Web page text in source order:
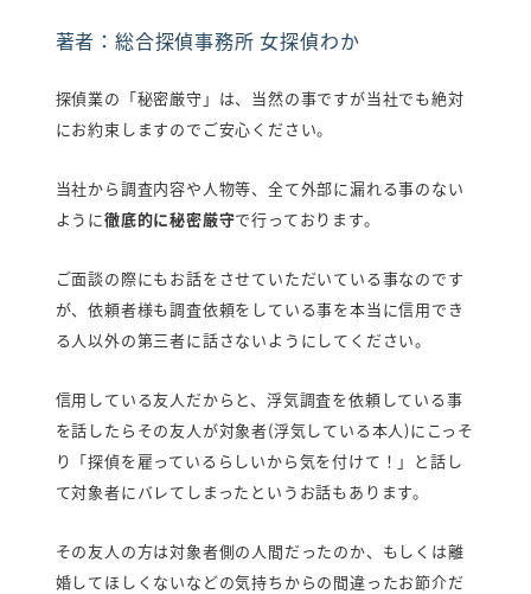
弁護士紹介
プライバシーポリシー
福岡
0120-852-267
佐賀
0120-905-718
受付時間：9時～23時（年中無休）
著者：総合探偵事務所 女探偵わか
探偵業の「秘密厳守」は、当然の事ですが当社でも絶対
にお約束しますのでご安心ください。
当社から調査内容や人物等、全て外部に漏れる事のない
ように徹底的に秘密厳守で行っております。
ご面談の際にもお話をさせていただいている事なのです
が、依頼者様も調査依頼をしている事を本当に信用でき
る人以外の第三者に話さないようにしてください。
信用している友人だからと、浮気調査を依頼している事
を話したらその友人が対象者(浮気している本人)にこっそ
り「探偵を雇っているらしいから気を付けて！」と話し
て対象者にバレてしまったというお話もあります。
その友人の方は対象者側の人間だったのか、もしくは離
婚してほしくないなどの気持ちからの間違ったお節介だ